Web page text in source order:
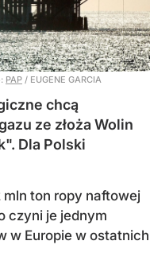
PAP / EUGENE GARCIA
chcą
ze złoża Wolin
Dla Polski
mln ton ropy naftowej
czyni je jednym
w Europie w ostatnich